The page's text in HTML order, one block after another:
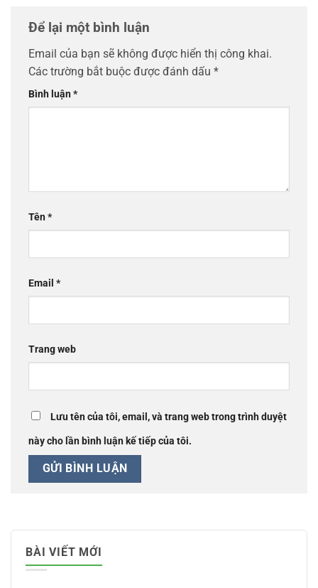
Để lại một bình luận
Email của bạn sẽ không được hiển thị công khai.
Các trường bắt buộc được đánh dấu *
Bình luận*
Tên*
Email *
Trang web
Lưu tên của tôi, email, và trang web trong trình duyệt
này cho lần bình luận kế tiếp của tôi.
BÀI VIẾT MỚI